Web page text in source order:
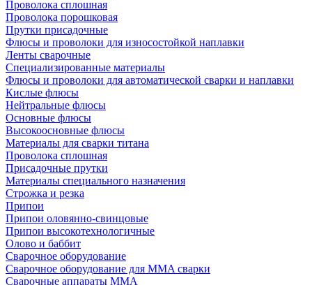
Проволока сплошная
Проволока порошковая
Прутки присадочные
Флюсы и проволоки для износостойкой наплавки
Ленты сварочные
Специализированные материалы
Флюсы и проволоки для автоматической сварки и наплавки
Кислые флюсы
Нейтральные флюсы
Основные флюсы
Высокоосновные флюсы
Материалы для сварки титана
Проволока сплошная
Присадочные прутки
Материалы специального назначения
Строжка и резка
Припои
Припои оловянно-свинцовые
Припои высокотехнологичные
Олово и баббит
Сварочное оборудование
Сварочное оборудование для MMA сварки
Сварочные аппараты MMA